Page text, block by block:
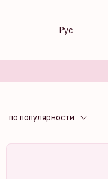
Рус
по популярности